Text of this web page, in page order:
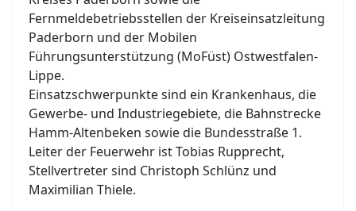
Fernmeldebetriebsstellen der Kreiseinsatzleitung
Paderborn und der Mobilen
Führungsunterstützung (MoFüst) Ostwestfalen-
Lippe.
Einsatzschwerpunkte sind ein Krankenhaus, die
Gewerbe- und Industriegebiete, die Bahnstrecke
Hamm-Altenbeken sowie die Bundesstraße 1.
Leiter der Feuerwehr ist Tobias Rupprecht,
Stellvertreter sind Christoph Schlünz und
Maximilian Thiele.